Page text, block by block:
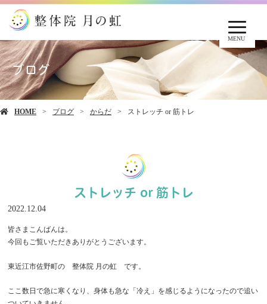
MENU
ブログ
HOME ブログ からだ ストレッチ or 筋トレ
ストレッチ or 筋トレ
2022.12.04
皆さまこんばんは。
今回もご覧いただきありがとうございます。
東近江市佐野町の 整体院 月の虹 です。
ここ数日で急に寒くなり、身体も急な「冷え」を感じるようになったので追い